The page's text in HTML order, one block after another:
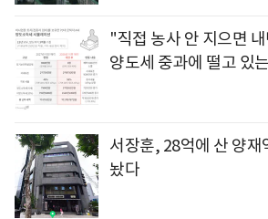
"직접 농사 안 지으면
양도세 중과에 떨고 있
서장훈, 28억에 산 양재
놨다